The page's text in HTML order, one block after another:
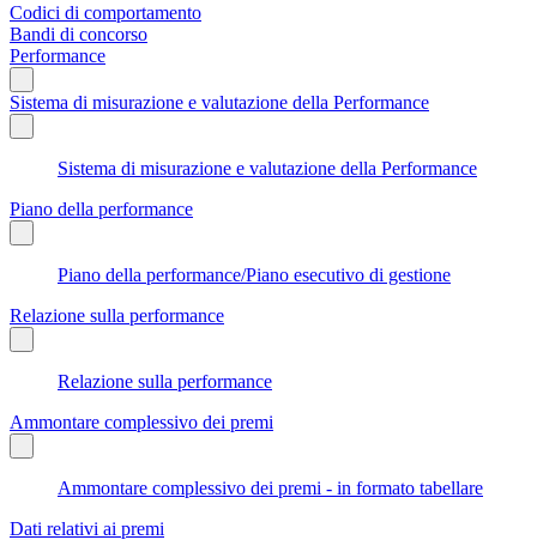
Codici di comportamento
Bandi di concorso
Performance
Sistema di misurazione e valutazione della Performance
Sistema di misurazione e valutazione della Performance
Piano della performance
Piano della performance/Piano esecutivo di gestione
Relazione sulla performance
Relazione sulla performance
Ammontare complessivo dei premi
Ammontare complessivo dei premi - in formato tabellare
Dati relativi ai premi